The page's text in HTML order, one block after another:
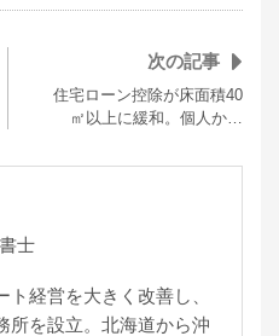
次の記事
住宅ローン控除が床面積40
㎡以上に緩和。個人か…
士
経営を大きく改善し、
所を設立。北海道から沖